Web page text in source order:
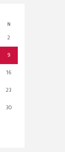
N
2
9
16
23
30